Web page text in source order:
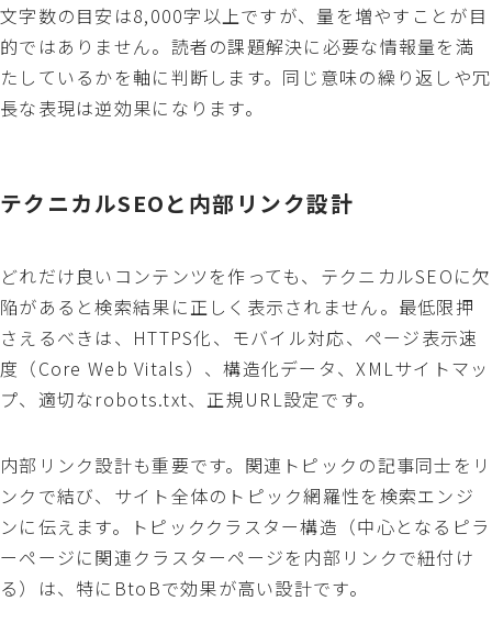
文字数の目安は8,000字以上ですが、量を増やすことが目
的ではありません。読者の課題解決に必要な情報量を満
たしているかを軸に判断します。同じ意味の繰り返しや冗
長な表現は逆効果になります。
テクニカルSEOと内部リンク設計
どれだけ良いコンテンツを作っても、テクニカルSEOに欠
陥があると検索結果に正しく表示されません。最低限押
さえるべきは、HTTPS化、モバイル対応、ページ表示速
度（Core Web Vitals）、構造化データ、XMLサイトマッ
プ、適切なrobots.txt、正規URL設定です。
内部リンク設計も重要です。関連トピックの記事同士をリ
ンクで結び、サイト全体のトピック網羅性を検索エンジ
ンに伝えます。トピッククラスター構造（中心となるピラ
ーページに関連クラスターページを内部リンクで紐付け
る）は、特にBtoBで効果が高い設計です。